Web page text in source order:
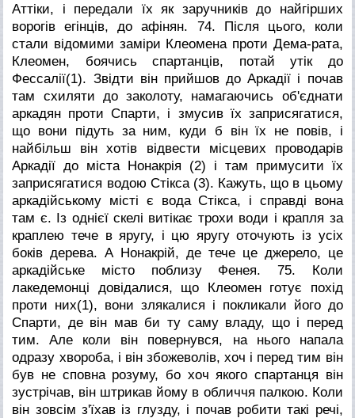
Аттіки, і передали їх як заручників до найгірших
ворогів егінців, до афінян.
74. Після цього, коли
стали відомими заміри Клеомена проти Дема-рата,
Клеомен, боячись спартанців, потай утік до
Фессалії(1). Звідти він прийшов до Аркадії і почав
там схиляти до заколоту, намагаючись об'єднати
аркадян проти Спарти, і змусив їх заприсягатися,
що вони підуть за ним, куди б він їх не повів, і
найбільш він хотів відвести місцевих проводарів
Аркадії до міста Нонакрія (2) і там примусити їх
заприсягатися водою Стікса (3). Кажуть, що в цьому
аркадійському місті є вода Стікса, і справді вона
там є. Із однієї скелі витікає трохи води і крапля за
краплею тече в яругу, і цю яругу оточують із усіх
боків дерева. А Нонакрій, де тече це джерело, це
аркадійське місто поблизу Фенея.
75. Коли
лакедемонці довідалися, що Клеомен готує похід
проти них(1), вони злякалися і покликали його до
Спарти, де він мав би ту саму владу, що і перед
тим. Але коли він повернувся, на нього напала
одразу хвороба, і він збожеволів, хоч і перед тим він
був не сповна розуму, бо хоч якого спартанця він
зустрічав, він штрикав йому в обличчя палкою. Коли
він зовсім з'їхав із глузду, і почав робити такі речі,